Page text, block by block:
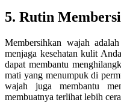
5. Rutin
Membersihkan wajah
menjaga kesehatan kulit
dapat membantu
mati yang menumpuk di
wajah juga membantu
membuatnya terlihat lebih